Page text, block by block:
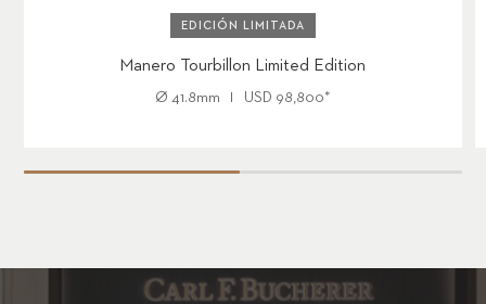
EDICIÓN LIMITADA
Manero Tourbillon Limited Edition
Ø 41.8mm USD 98,800*